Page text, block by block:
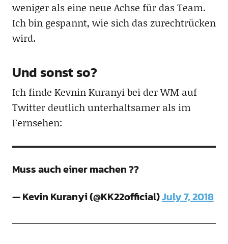
weniger als eine neue Achse für das Team.
Ich bin gespannt, wie sich das zurechtrücken
wird.
Und sonst so?
Ich finde Kevnin Kuranyi bei der WM auf
Twitter deutlich unterhaltsamer als im
Fernsehen:
Muss auch einer machen ??
— Kevin Kuranyi (@KK22official)July 7, 2018